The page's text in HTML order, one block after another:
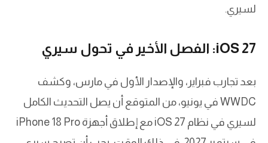
لسيري.
iOS 27: الفصل الأخير في تحول سيري
بعد تجارب فبراير، والإصدار الأول في مارس، وكشف
WWDC في يونيو، من المتوقع أن يصل التحديث الكامل
لسيري في نظام iOS 27 مع إطلاق أجهزة iPhone 18 Pro